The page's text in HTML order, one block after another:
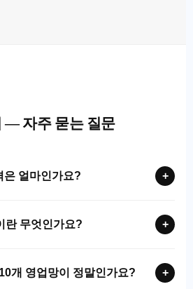
— 자주 묻는 질문
은 얼마인가요? +
란 무엇인가요? +
개 영업망이 정말인가요? +